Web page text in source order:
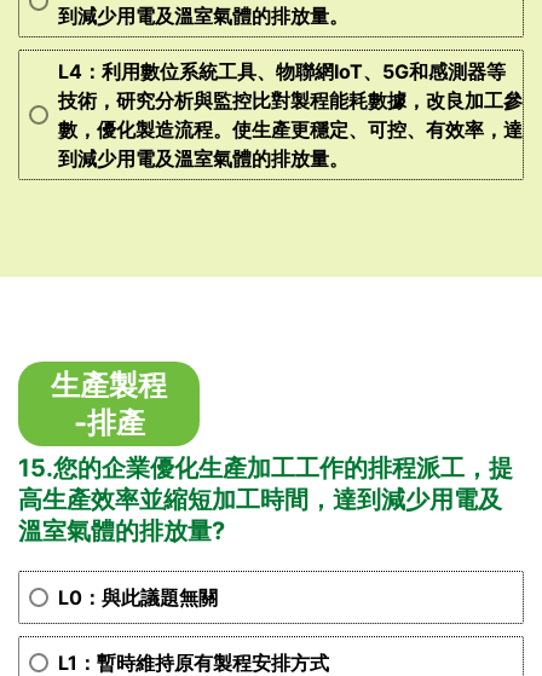
到減少用電及溫室氣體的排放量。
L4：利用數位系統工具、物聯網IoT、5G和感測器等
技術，研究分析與監控比對製程能耗數據，改良加工參
數，優化製造流程。使生產更穩定、可控、有效率，達
到減少用電及溫室氣體的排放量。
生產製程
-排產
15.您的企業優化生產加工工作的排程派工，提
高生產效率並縮短加工時間，達到減少用電及
溫室氣體的排放量?
L0：與此議題無關
L1：暫時維持原有製程安排方式